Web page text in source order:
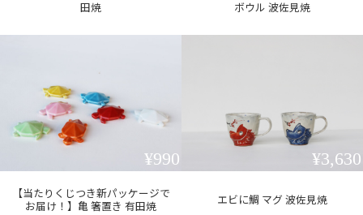
田焼
ボウル 波佐見焼
【当たりくじつき新パッケージで
お届け！】亀 箸置き 有田焼
¥990
エビに鯛 マグ 波佐見焼
¥3,630